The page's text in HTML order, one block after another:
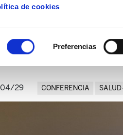
de cookies
Preferencias
he sufrido yo
29 CONFERENCIA